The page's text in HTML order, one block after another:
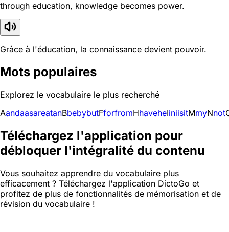
through education, knowledge becomes power.
Grâce à l'éducation, la connaissance devient pouvoir.
Mots populaires
Explorez le vocabulaire le plus recherché
AandaasareatanBbebybutFforfromHhaveheIiniisitMmyNnot
Téléchargez l'application pour
débloquer l'intégralité du contenu
Vous souhaitez apprendre du vocabulaire plus
efficacement ? Téléchargez l'application DictoGo et
profitez de plus de fonctionnalités de mémorisation et de
révision du vocabulaire !